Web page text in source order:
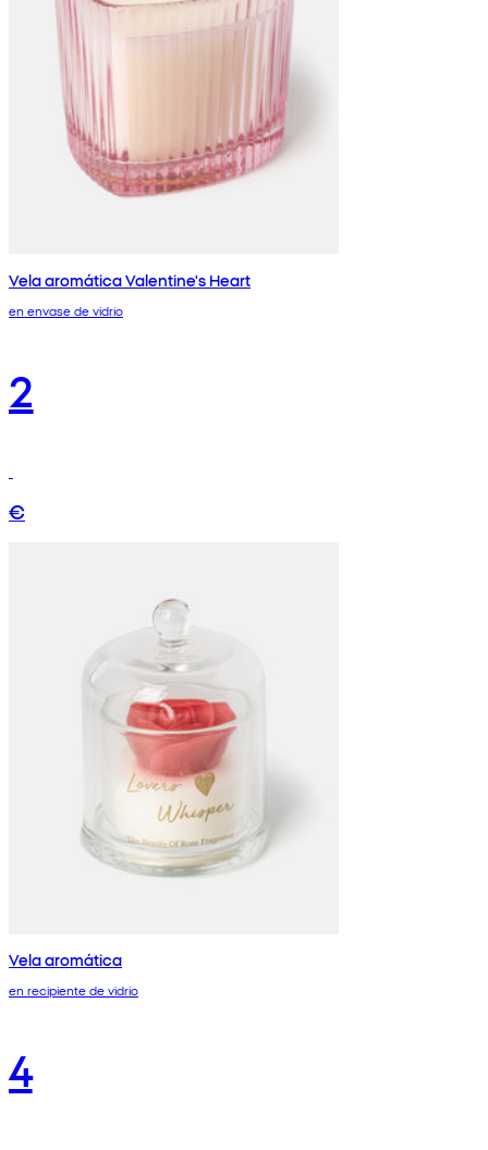
Vela aromática Valentine's Heart
en envase de vidrio
2
€
Vela aromática
en recipiente de vidrio
4